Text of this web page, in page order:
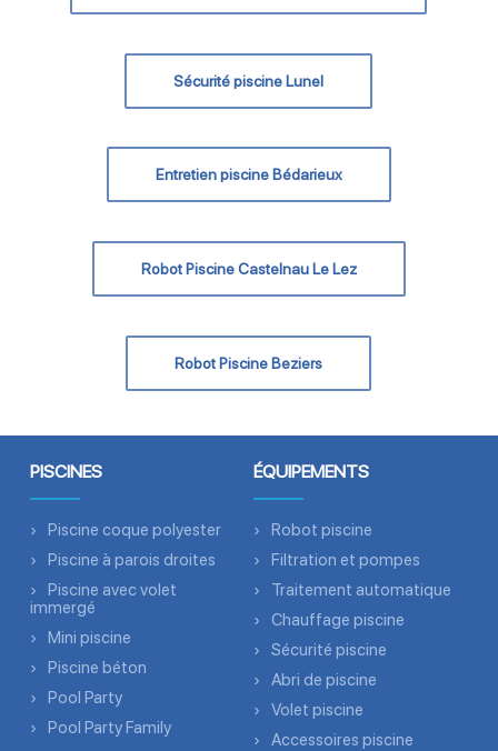
Sécurité piscine Lunel
Entretien piscine Bédarieux
Robot Piscine Castelnau Le Lez
Robot Piscine Beziers
PISCINES
Piscine coque polyester
Piscine à parois droites
Piscine avec volet
immergé
Mini piscine
Piscine béton
Pool Party
Pool Party Family
ÉQUIPEMENTS
Robot piscine
Filtration et pompes
Traitement automatique
Chauffage piscine
Sécurité piscine
Abri de piscine
Volet piscine
Accessoires piscine